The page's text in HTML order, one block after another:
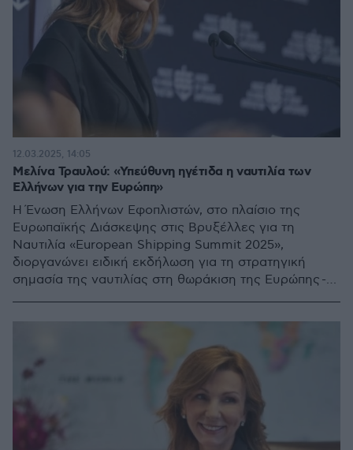
Μελίνα Τραυλού: «Υπεύθυνη ηγέτιδα η ναυτιλία των
Ελλήνων για την Ευρώπη»
Η Ένωση Ελλήνων Εφοπλιστών, στο πλαίσιο της
Ευρωπαϊκής Διάσκεψης στις Βρυξέλλες για τη
Ναυτιλία «European Shipping Summit 2025»,
διοργανώνει ειδική εκδήλωση για τη στρατηγική
σημασία της ναυτιλίας στη θωράκιση της Ευρώπης -
12.03.2025, 14:05